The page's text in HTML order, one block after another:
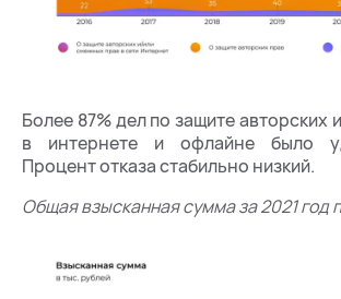
Более 87% дел по защите авторских
в интернете и офлайне было
Процент отказа стабильно низкий.
Общая взысканная сумма за 2021 год